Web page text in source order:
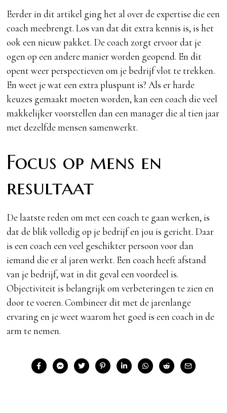
Eerder in dit artikel ging het al over de expertise die een
coach meebrengt. Los van dat dit extra kennis is, is het
ook een nieuw pakket. De coach zorgt ervoor dat je
ogen op een andere manier worden geopend. En dit
opent weer perspectieven om je bedrijf vlot te trekken.
En weet je wat een extra pluspunt is? Als er harde
keuzes gemaakt moeten worden, kan een coach die veel
makkelijker voorstellen dan een manager die al tien jaar
met dezelfde mensen samenwerkt.
Focus op mens en
resultaat
De laatste reden om met een coach te gaan werken, is
dat de blik volledig op je bedrijf en jou is gericht. Daar
is een coach een veel geschikter persoon voor dan
iemand die er al jaren werkt. Een coach heeft afstand
van je bedrijf, wat in dit geval een voordeel is.
Objectiviteit is belangrijk om verbeteringen te zien en
door te voeren. Combineer dit met de jarenlange
ervaring en je weet waarom het goed is een coach in de
arm te nemen.